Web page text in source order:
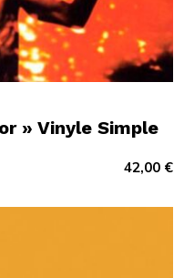
» Vinyle Simple
42,00 €